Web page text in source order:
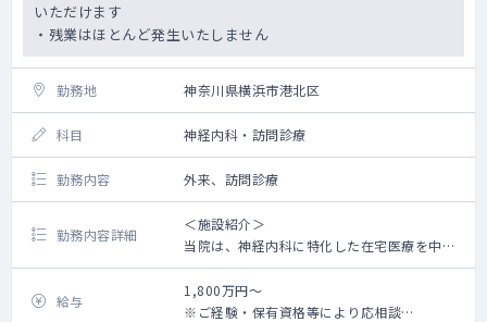
いただけます
・残業はほとんど発生いたしません
勤務地 神奈川県横浜市港北区
科目 神経内科・訪問診療
勤務内容 外来、訪問診療
勤務内容詳細
＜施設紹介＞
当院は、神経内科に特化した在宅医療を中心
に、外来診療・通所リハを組み合わせた地域
密着型の医療を提供しています
在宅医療に関心のある方はもちろん、神経内
給与
1,800万円～
※ご経験・保有資格等により応相談